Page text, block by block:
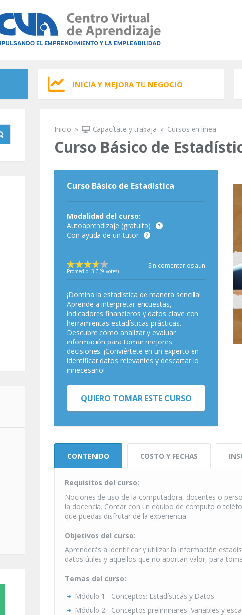
INICIA Y MEJORA TU NEGOCIO
Se encuentra usted aquí
Inicio » Capacítate y trabaja » Cursos en línea
Curso Básico de
Curso Básico de Estadística
Modalidad del curso:
Autoaprendizaje (gratuito)
Con ayuda de un tutor
Promedio: 3.7 (9 votes)
Sin comentarios aún
¡Domina la estadística de manera sencilla!
Aprende a interpretar encuestas,
indicadores financieros y datos clave con
herramientas estadísticas prácticas.
Descubre cómo analizar y evaluar
información para tomar mejores
decisiones. ¡Conviértete en un experto en
identificar datos relevantes y descartar lo
innecesario!
QUIERO TOMAR ESTE CURSO
CONTENIDO COSTO Y FECHAS
Requisitos del curso:
Nociones de uso de la computadora, docentes o
la docencia. Contar con un equipo de computo o
que puedas disfrutar de la experiencia.
Objetivos del curso:
Aprenderás a identificar y utilizar la información
datos útiles y aquellos que no aportan valor, para
Temas del curso:
Módulo 1.- Conceptos: Estadísticas y Datos
Módulo 2.- Conceptos preliminares: Variables y